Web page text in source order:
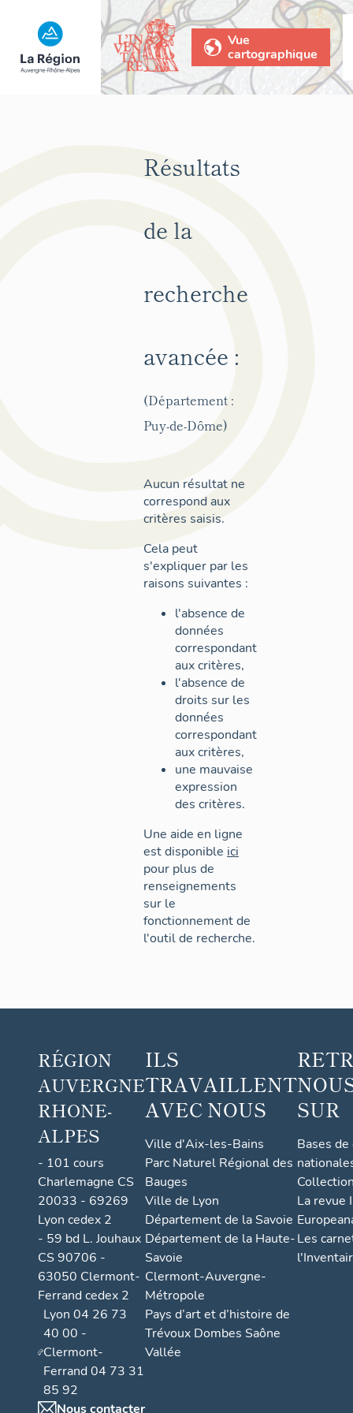
Vue
cartographique
Résultats
de la
recherche
avancée :
(Département :
Puy-de-Dôme)
Aucun résultat ne
correspond aux
critères saisis.
Cela peut
s'expliquer par les
raisons suivantes :
l'absence de
données
correspondant
aux critères,
l'absence de
droits sur les
données
correspondant
aux critères,
une mauvaise
expression
des critères.
Une aide en ligne
est disponible ici
pour plus de
renseignements
sur le
fonctionnement de
l'outil de recherche.
RÉGION
AUVERGNE
RHONE-
ALPES
- 101 cours
Charlemagne CS
20033 - 69269
Lyon cedex 2
- 59 bd L. Jouhaux
CS 90706 -
63050 Clermont-
Ferrand cedex 2
Lyon 04 26 73
40 00 -
Clermont-
Ferrand 04 73 31
85 92
Nous contacter
ILS
TRAVAILLENT
AVEC NOUS
Ville d'Aix-les-Bains
Parc Naturel Régional des
Bauges
Ville de Lyon
Département de la Savoie
Département de la Haute-
Savoie
Clermont-Auvergne-
Métropole
Pays d’art et d’histoire de
Trévoux Dombes Saône
Vallée
SUR
Bases
La revue
Les